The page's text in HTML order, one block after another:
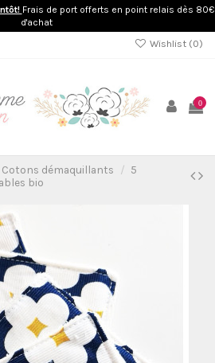
Frais de port offerts en point relais dès 80€
d'achat
Wishlist (0)
0
Cotons démaquillants
5
bio